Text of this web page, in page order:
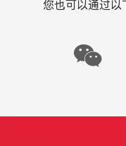
您也可以通过以